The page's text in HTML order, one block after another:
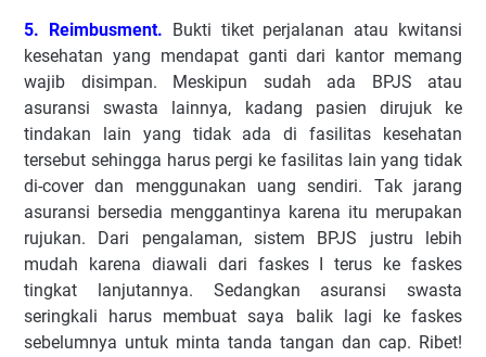
5. Reimbusment. Bukti tiket perjalanan atau kwitansi
kesehatan yang mendapat ganti dari kantor memang
wajib disimpan. Meskipun sudah ada BPJS atau
asuransi swasta lainnya, kadang pasien dirujuk ke
tindakan lain yang tidak ada di fasilitas kesehatan
tersebut sehingga harus pergi ke fasilitas lain yang tidak
di-cover dan menggunakan uang sendiri. Tak jarang
asuransi bersedia menggantinya karena itu merupakan
rujukan. Dari pengalaman, sistem BPJS justru lebih
mudah karena diawali dari faskes I terus ke faskes
tingkat lanjutannya. Sedangkan asuransi swasta
seringkali harus membuat saya balik lagi ke faskes
sebelumnya untuk minta tanda tangan dan cap. Ribet!